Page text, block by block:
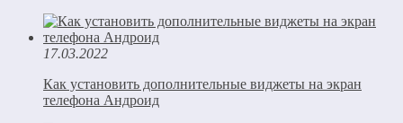
17.03.2022
Как установить дополнительные виджеты на экран
телефона Андроид